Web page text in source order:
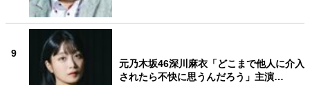
9
元乃木坂46深川麻衣「どこまで他人に介入
されたら不快に思うんだろう」主演…